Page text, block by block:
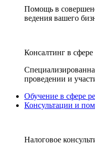
Помощь в
ведения вашего
Консалтинг в
проведении и
Обучение в сфере
Консультации и
Налоговое